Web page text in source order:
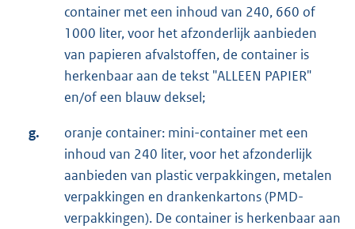
container met een inhoud van 240, 660 of
1000 liter, voor het afzonderlijk aanbieden
van papieren afvalstoffen, de container is
herkenbaar aan de tekst "ALLEEN PAPIER"
en/of een blauw deksel;
g.
oranje container: mini-container met een
inhoud van 240 liter, voor het afzonderlijk
aanbieden van plastic verpakkingen, metalen
verpakkingen en drankenkartons (PMD­
verpakkingen). De container is herkenbaar aan